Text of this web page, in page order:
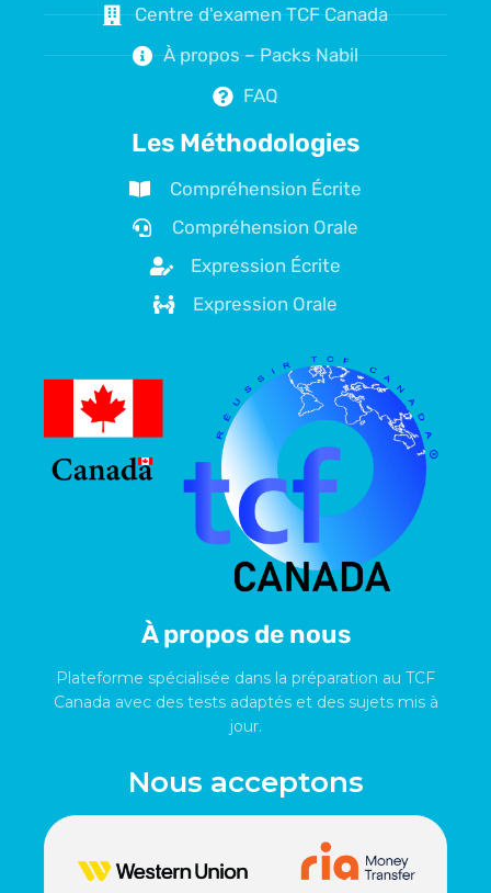
Centre d'examen TCF Canada
À propos – Packs Nabil
FAQ
Les Méthodologies
Compréhension Écrite
Compréhension Orale
Expression Écrite
Expression Orale
À propos de nous
Plateforme spécialisée dans la préparation au TCF
Canada avec des tests adaptés et des sujets mis à
jour.
Nous acceptons